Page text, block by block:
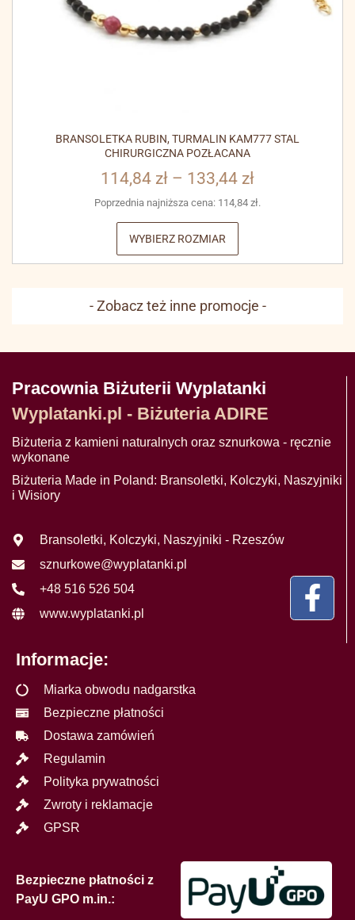
BRANSOLETKA RUBIN, TURMALIN KAM777 STAL
CHIRURGICZNA POZŁACANA
114,84 zł – 133,44 zł
Poprzednia najniższa cena: 114,84 zł.
WYBIERZ ROZMIAR
- Zobacz też inne promocje -
Pracownia Biżuterii Wyplatanki
Wyplatanki.pl - Biżuteria ADIRE
Biżuteria z kamieni naturalnych oraz sznurkowa - ręcznie
wykonane
Biżuteria Made in Poland: Bransoletki, Kolczyki, Naszyjniki
i Wisiory
Bransoletki, Kolczyki, Naszyjniki - Rzeszów
sznurkowe@wyplatanki.pl
+48 516 526 504
www.wyplatanki.pl
Informacje:
Miarka obwodu nadgarstka
Bezpieczne płatności
Dostawa zamówień
Regulamin
Polityka prywatności
Zwroty i reklamacje
GPSR
Bezpieczne płatności z
PayU GPO m.in.: